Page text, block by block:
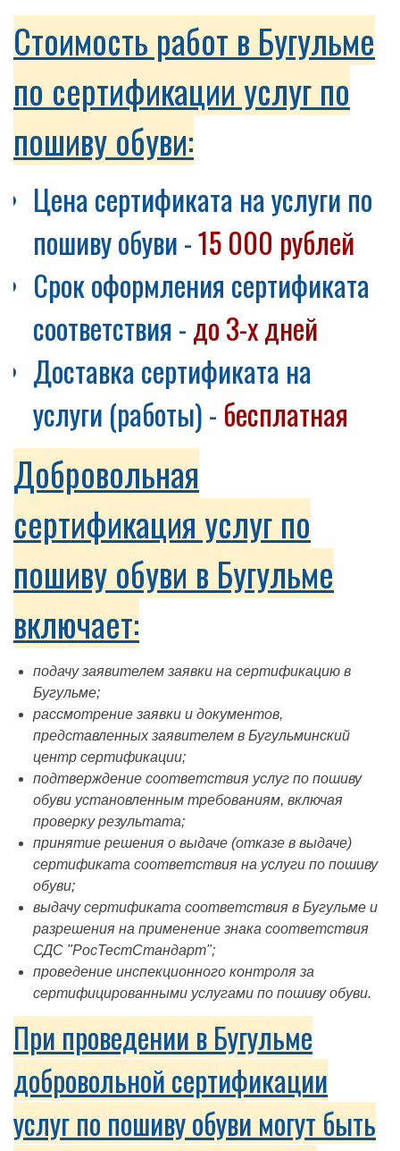
Стоимость работ в Бугульме
по сертификации услуг по
пошиву обуви:
Цена сертификата на услуги по
пошиву обуви -15 000 рублей
Срок оформления сертификата
соответствия -до 3-х дней
Доставка сертификата на
услуги (работы) - бесплатная
Добровольная
сертификация услуг по
пошиву обуви в Бугульме
включает:
подачу заявителем заявки на сертификацию в
Бугульме;
рассмотрение заявки и документов,
представленных заявителем в Бугульминский
центр сертификации;
подтверждение соответствия услуг по пошиву
обуви установленным требованиям, включая
проверку результата;
принятие решения о выдаче (отказе в выдаче)
сертификата соответствия на услуги по пошиву
обуви;
выдачу сертификата соответствия в Бугульме и
разрешения на применение знака соответствия
СДС "РосТестСтандарт";
проведение инспекционного контроля за
сертифицированными услугами по пошиву обуви.
При проведении в Бугульме
добровольной сертификации
услуг по пошиву обуви могут быть